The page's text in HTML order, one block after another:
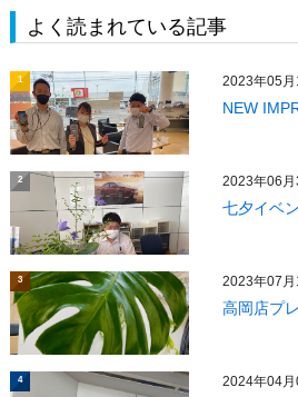
よく読まれている記事
1 2023年05月
NEW
2 2023年06月
七夕イベ
3 2023年07月
高岡店プ
4 2024年04月